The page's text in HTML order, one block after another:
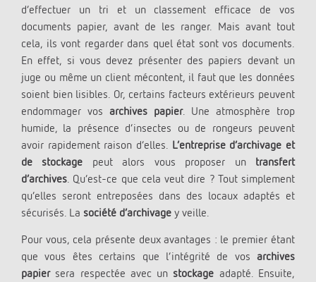
d’effectuer un tri et un classement efficace de vos
documents papier, avant de les ranger. Mais avant tout
cela, ils vont regarder dans quel état sont vos documents.
En effet, si vous devez présenter des papiers devant un
juge ou même un client mécontent, il faut que les données
soient bien lisibles. Or, certains facteurs extérieurs peuvent
endommager vos archives papier. Une atmosphère trop
humide, la présence d’insectes ou de rongeurs peuvent
avoir rapidement raison d’elles. L’entreprise d’archivage et
de stockage peut alors vous proposer un transfert
d’archives . Qu’est-ce que cela veut dire ? Tout simplement
qu’elles seront entreposées dans des locaux adaptés et
sécurisés. La société d’archivage y veille.
Pour vous, cela présente deux avantages : le premier étant
que vous êtes certains que l’intégrité de vos archives
papiersera respectée avec un stockage adapté. Ensuite,